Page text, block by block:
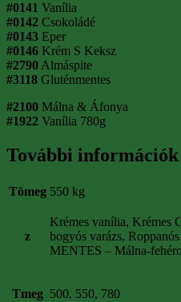
#0141 Vanília
#0142 Csokoládé
#0143 Eper
#0146 Krém S Keksz
#2790 Almáspite
#3118 Gluténmentes
#2100 Málna & Áfonya
#1922 Vanília 780g
További információk
Tömeg 550 kg
z
Krémes vanília, Krémes
bogyós varázs,
MENTES – Málna-
Tmeg 500, 550, 780